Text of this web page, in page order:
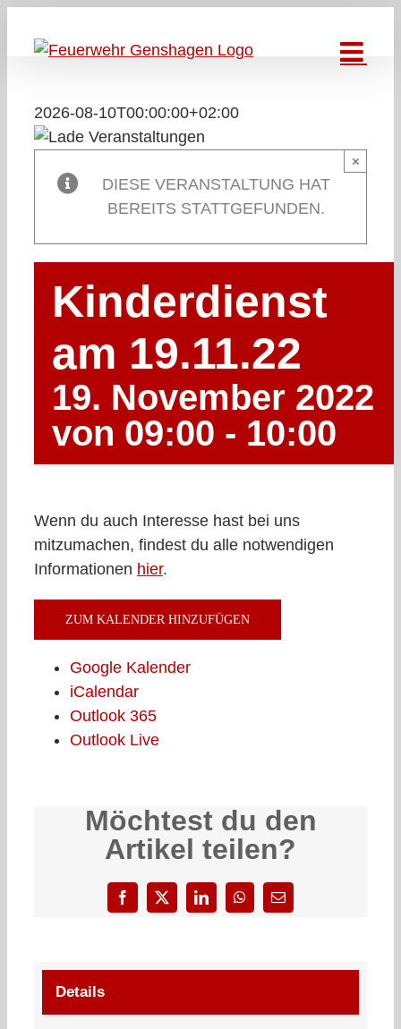
Inhalt
2026-08-10T00:00:00+02:00
DIESE VERANSTALTUNG HAT
BEREITS STATTGEFUNDEN.
×
Kinderdienst
am 19.11.22
19. November 2022
von 09:00 - 10:00
Wenn du auch Interesse hast bei uns
mitzumachen, findest du alle notwendigen
Informationen hier.
ZUM KALENDER HINZUFÜGEN
Google Kalender
iCalendar
Outlook 365
Outlook Live
Möchtest du den
Artikel teilen?
Facebook
X LinkedInWhatsApp
E-
Mail
Details